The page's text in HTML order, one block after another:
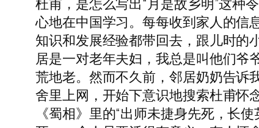
杜甫，是怎么写出“月是故乡明”这种
心地在中国学习。每每收到家人的信
知识和发展经验都带回去，跟儿时的
居是一对老年夫妇，我总是叫他们爷
荒地老。然而不久前，邻居奶奶告诉
舍里上网，开始下意识地搜索杜甫怀
《蜀相》里的“出师未捷身先死，长